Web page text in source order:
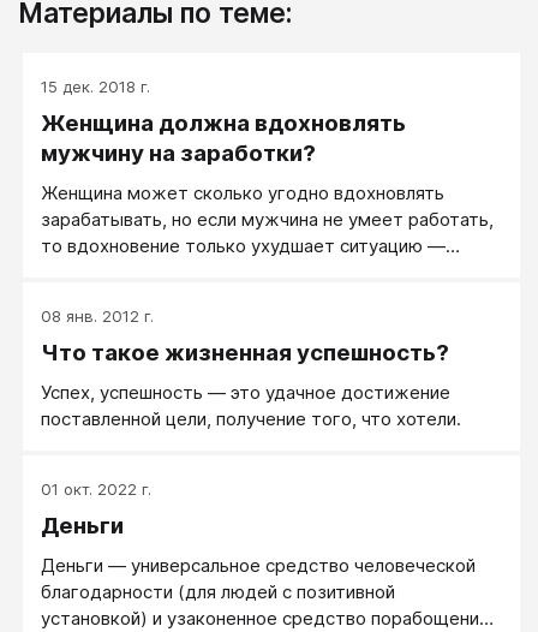
Материалы по теме:
15 дек. 2018 г.
Женщина должна вдохновлять
мужчину на заработки?
Женщина может сколько угодно вдохновлять
зарабатывать, но если мужчина не умеет работать,
то вдохновение только ухудшает ситуацию —
руки.
08 янв. 2012 г.
Что такое жизненная успешность?
Успех, успешность — это удачное достижение
поставленной цели, получение того, что хотели.
01 окт. 2022 г.
Деньги
Деньги ― универсальное средство человеческой
благодарности (для людей с позитивной
установкой) и узаконенное средство порабощения